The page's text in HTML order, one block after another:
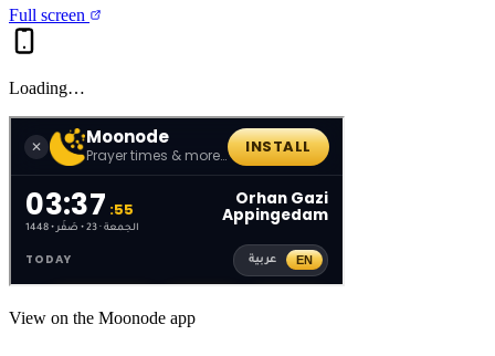
Full screen
Loading…
View on the Moonode app